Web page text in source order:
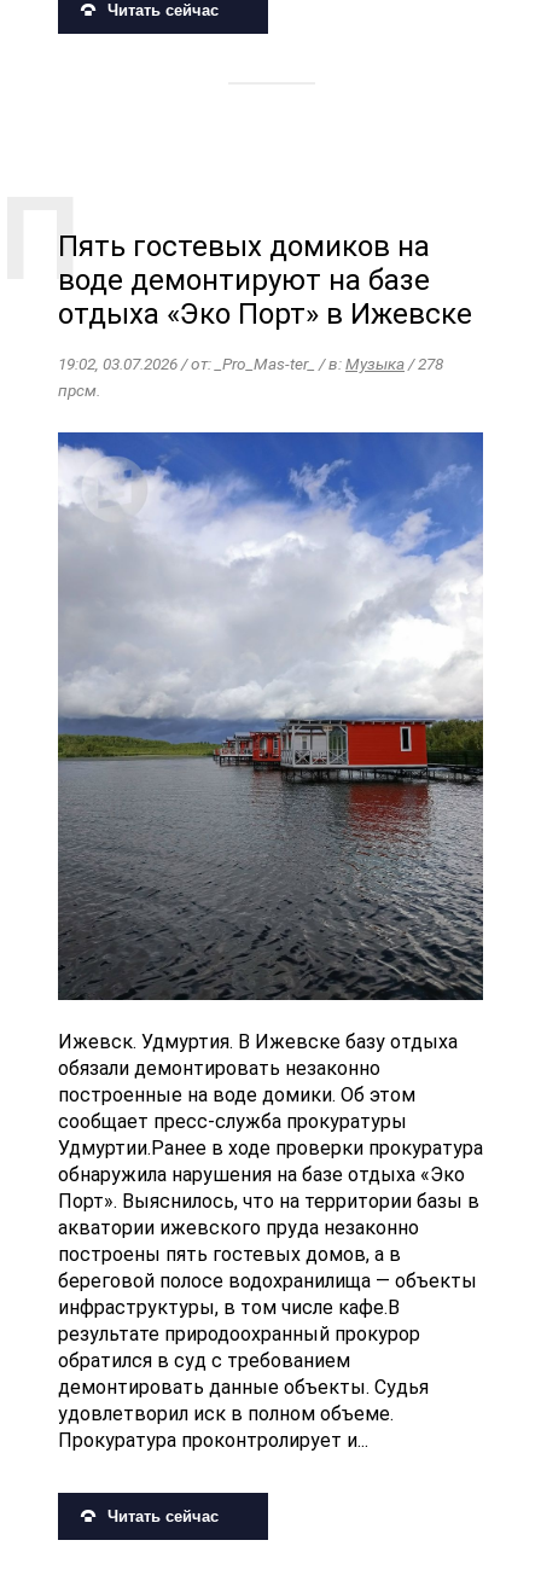
Читать сейчас
Пять гостевых домиков на
воде демонтируют на базе
отдыха «Эко Порт» в Ижевске
19:02, 03.07.2026 / от: _Pro_Mas-ter_ / в:Музыка/ 278
прсм.
Ижевск. Удмуртия. В Ижевске базу отдыха
обязали демонтировать незаконно
построенные на воде домики. Об этом
сообщает пресс-служба прокуратуры
Удмуртии.Ранее в ходе проверки прокуратура
обнаружила нарушения на базе отдыха «Эко
Порт». Выяснилось, что на территории базы в
акватории ижевского пруда незаконно
построены пять гостевых домов, а в
береговой полосе водохранилища — объекты
инфраструктуры, в том числе кафе.В
результате природоохранный прокурор
обратился в суд с требованием
демонтировать данные объекты. Судья
удовлетворил иск в полном объеме.
Прокуратура проконтролирует и...
Читать сейчас